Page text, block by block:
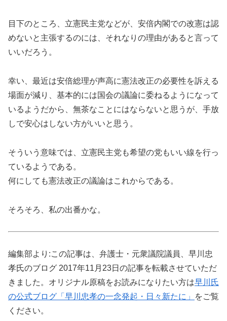
目下のところ、立憲民主党などが、安倍内閣での改憲は認
めないと主張するのには、それなりの理由があると言って
いいだろう。
幸い、最近は安倍総理が声高に憲法改正の必要性を訴える
場面が減り、基本的には国会の議論に委ねるようになって
いるようだから、無茶なことにはならないと思うが、手放
しで安心はしない方がいいと思う。
そういう意味では、立憲民主党も希望の党もいい線を行っ
ているようである。
何にしても憲法改正の議論はこれからである。
そろそろ、私の出番かな。
編集部より:この記事は、弁護士・元衆議院議員、早川忠
孝氏のブログ 2017年11月23日の記事を転載させていただ
きました。オリジナル原稿をお読みになりたい方は早川氏
の公式ブログ「早川忠孝の一念発起・日々新たに」
をご覧
ください。